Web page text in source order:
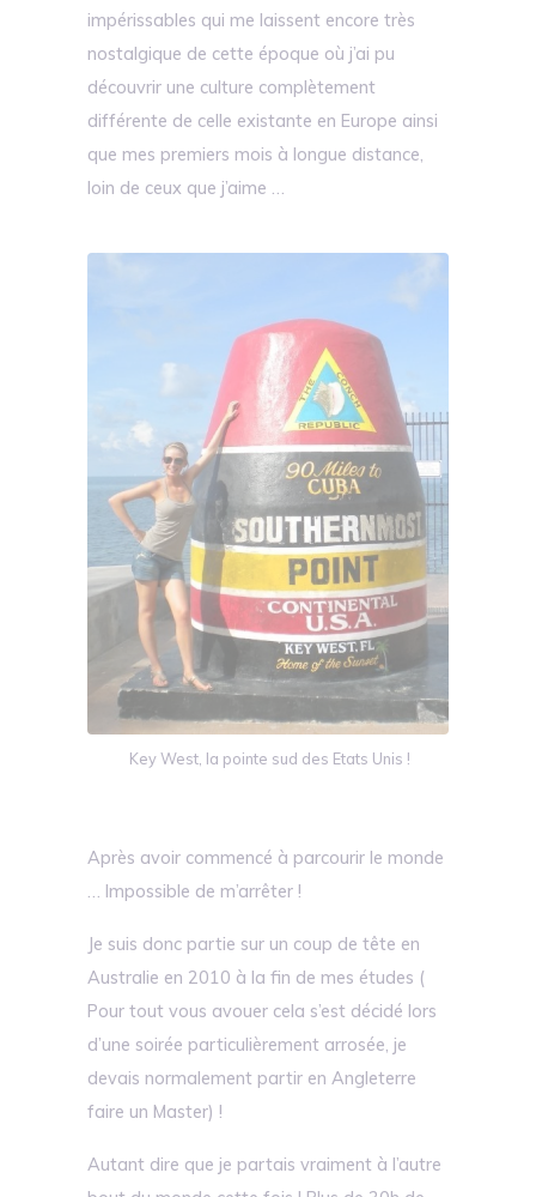
impérissables qui me laissent encore très
nostalgique de cette époque où j’ai pu
découvrir une culture complètement
différente de celle existante en Europe ainsi
que mes premiers mois à longue distance,
loin de ceux que j’aime …
Key West, la pointe sud des Etats Unis !
Après avoir commencé à parcourir le monde
… Impossible de m’arrêter !
Je suis donc partie sur un coup de tête en
Australie en 2010 à la fin de mes études (
Pour tout vous avouer cela s’est décidé lors
d’une soirée particulièrement arrosée, je
devais normalement partir en Angleterre
faire un Master) !
Autant dire que je partais vraiment à l’autre